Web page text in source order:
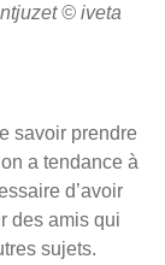
© iveta
© iveta
savoir prendre
a tendance à
d’avoir
des amis qui
sujets.